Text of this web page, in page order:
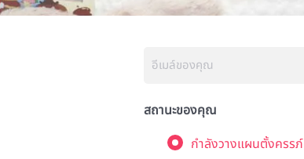
สถานะของคุณ
กำลังวางแผนตั้งครรภ์